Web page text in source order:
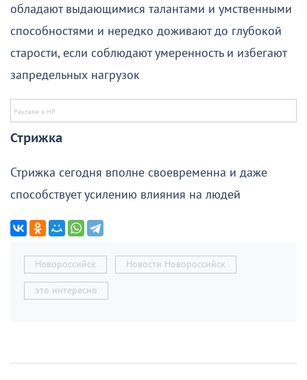
обладают выдающимися талантами и умственными
способностями и нередко доживают до глубокой
старости, если соблюдают умеренность и избегают
запредельных нагрузок
Стрижка
Стрижка сегодня вполне своевременна и даже
способствует усилению влияния на людей
Новороссийск Новости Новороссийск
это интересно